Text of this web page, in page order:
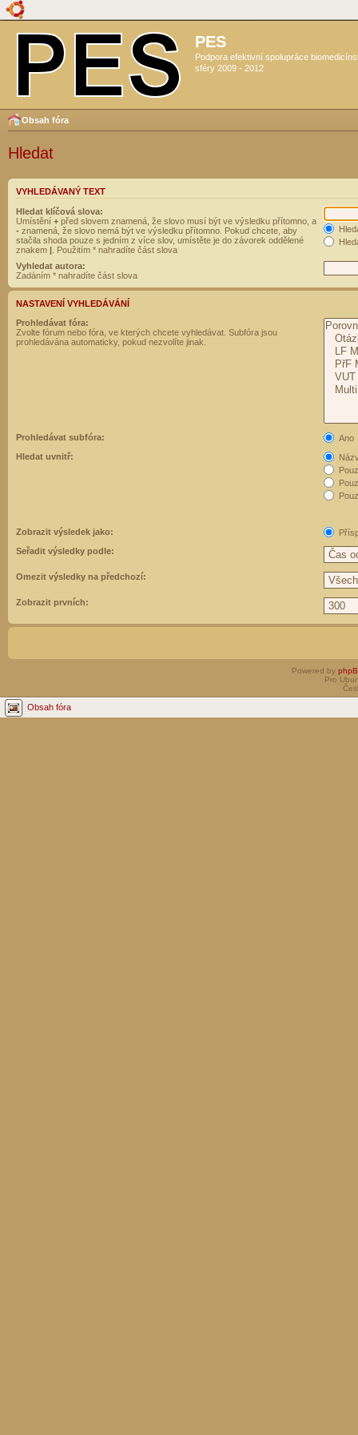
PES
Podpora efektivní spolupráce
sféry 2009 - 2012
Obsah fóra
Hledat
VYHLEDÁVANÝ TEXT
Hledat klíčová slova:
Umístění + před slovem znamená, že slovo musí být ve výsledku přítomno, a
- znamená, že slovo nemá být ve výsledku přítomno. Pokud chcete, aby
stačila shoda pouze s jedním z více slov, umístěte je do závorek oddělené
znakem | . Použitím * nahradíte část slova
Vyhledat autora:
Zadáním * nahradíte část slova
NASTAVENÍ VYHLEDÁVÁNÍ
Prohledávat fóra:
Zvolte fórum nebo fóra, ve kterých chcete vyhledávat. Subfóra jsou
prohledávána automaticky, pokud nezvolíte jinak.
Prohledávat subfóra:
Ano
Hledat uvnitř:
Zobrazit výsledek jako:
Seřadit výsledky podle:
Omezit výsledky na předchozí:
Zobrazit prvních:
Powered by
Pro
Obsah fóra